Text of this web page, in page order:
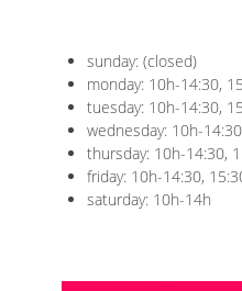
sunday: (closed)
monday: 10h-14:30,
tuesday: 10h-14:30,
wednesday: 10h-
thursday: 10h-14:30,
friday: 10h-14:30,
saturday: 10h-14h